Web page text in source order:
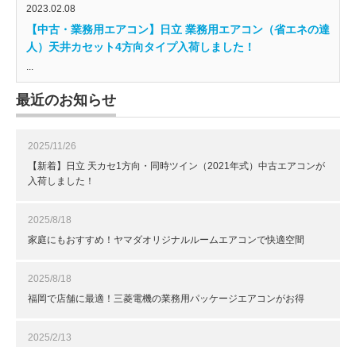
2023.02.08
【中古・業務用エアコン】日立 業務用エアコン（省エネの達
人）天井カセット4方向タイプ入荷しました！
...
最近のお知らせ
2025/11/26
【新着】日立 天カセ1方向・同時ツイン（2021年式）中古エアコンが
入荷しました！
2025/8/18
家庭にもおすすめ！ヤマダオリジナルルームエアコンで快適空間
2025/8/18
福岡で店舗に最適！三菱電機の業務用パッケージエアコンがお得
2025/2/13